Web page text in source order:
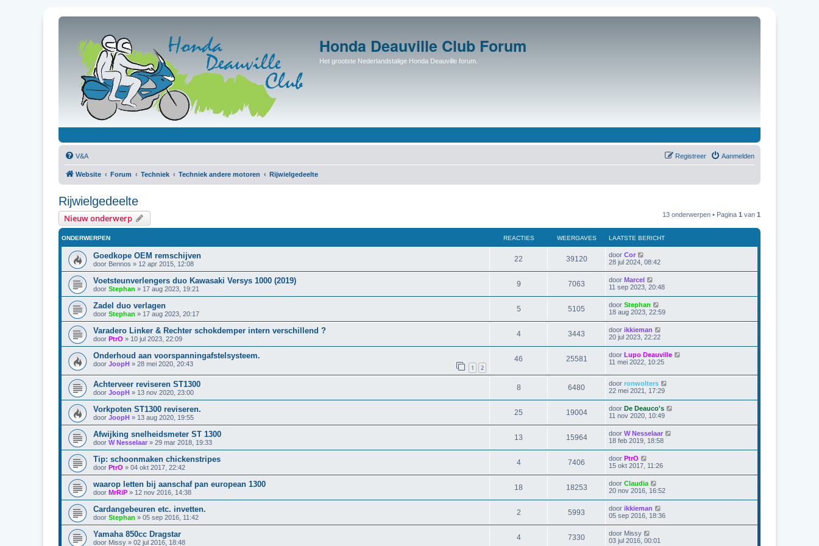
Honda Deauville Club Forum
Het grootste Nederlandstalige Honda Deauville forum.
V&A Aanmelden
Registreer
Website Forum Techniek Techniek andere motoren Rijwielgedeelte
Rijwielgedeelte
Nieuw onderwerp 13 onderwerpen • Pagina 1 van 1
ONDERWERPEN REACTIES WEERGAVES LAATSTE BERICHT
Goedkope OEM remschijven
door Bennos » 12 apr 2015, 12:08
22 39120 door Cor
28 jul 2024, 08:42
Voetsteunverlengers duo Kawasaki Versys 1000 (2019)
door Stephan » 17 aug 2023, 19:21
9 7063 door Marcel
11 sep 2023, 20:48
Zadel duo verlagen
door Stephan » 17 aug 2023, 20:17
5 5105 door Stephan
18 aug 2023, 22:59
Varadero Linker & Rechter schokdemper intern verschillend ?
door PtrO » 10 jul 2023, 22:09
4 3443 door ikkieman
20 jul 2023, 22:22
Onderhoud aan voorspanningafstelsysteem.
door JoopH » 28 mei 2020, 20:43 1 2
46 25581 door Lupo Deauville
11 mei 2022, 10:25
Achterveer reviseren ST1300
door JoopH » 13 nov 2020, 23:00
8 6480 door ronwolters
22 mei 2021, 17:29
Vorkpoten ST1300 reviseren.
door JoopH » 13 aug 2020, 19:55
25 19004 door De Deauco's
11 nov 2020, 10:49
Afwijking snelheidsmeter ST 1300
door W Nesselaar » 29 mar 2018, 19:33
13 15964 door W Nesselaar
18 feb 2019, 18:58
Tip: schoonmaken chickenstripes
door PtrO » 04 okt 2017, 22:42
4 7406 door PtrO
15 okt 2017, 11:26
waarop letten bij aanschaf pan european 1300
door MrRiP » 12 nov 2016, 14:38
18 18253 door Claudia
20 nov 2016, 16:52
Cardangebeuren etc. invetten.
door Stephan » 05 sep 2016, 11:42
2 5993 door ikkieman
05 sep 2016, 18:36
Yamaha 850cc Dragstar
door Missy » 02 jul 2016, 18:48
4 7330 door Missy
03 jul 2016, 00:01